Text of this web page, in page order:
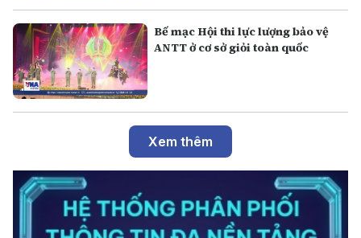
Bế mạc Hội thi lực lượng bảo vệ
ANTT ở cơ sở giỏi toàn quốc
Xem thêm